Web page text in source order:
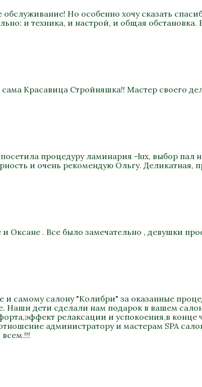
Но особенно хочу сказать
и техника, и настрой, и общая обстановка.
Красавица Стройняшка!! Мастер своего
процедуру ламинария -lux, выбор пал
и очень рекомендую Ольгу. Деликатная,
Оксане . Все было замечательно , девушки
и самому салону "Колибри" за оказанные
Наши дети сделали нам подарок в вашем
релаксации и успокоения,в конце
администратору и мастерам SPA